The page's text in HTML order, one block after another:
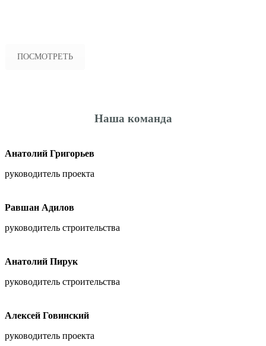
ПОСМОТРЕТЬ
Наша команда
Анатолий Григорьев
руководитель проекта
Равшан Адилов
руководитель строительства
Анатолий Пирук
руководитель строительства
Алексей Говинский
руководитель проекта